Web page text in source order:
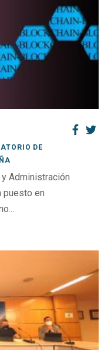
DE
Administración
puesto en